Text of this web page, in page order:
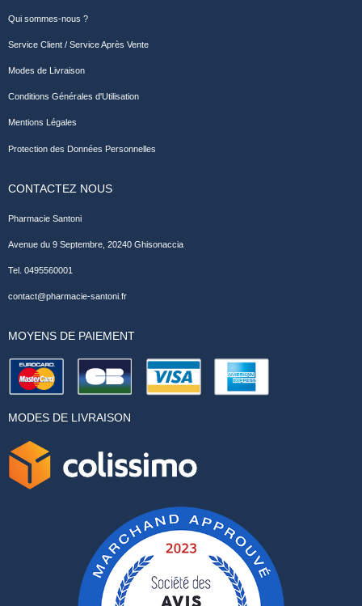
Qui sommes-nous ?
Service Client / Service Après Vente
Modes de Livraison
Conditions Générales d'Utilisation
Mentions Légales
Protection des Données Personnelles
CONTACTEZ NOUS
Pharmacie Santoni
Avenue du 9 Septembre, 20240 Ghisonaccia
Tel. 0495560001
contact@pharmacie-santoni.fr
MOYENS DE PAIEMENT
MODES DE LIVRAISON